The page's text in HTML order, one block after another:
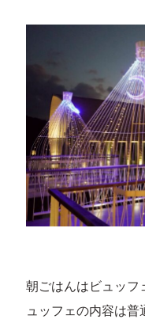
朝ごはんはビュッフ
ュッフェの内容は